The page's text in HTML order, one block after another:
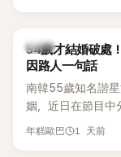
韓星
54歲才結婚破處
因路人一句話
南韓55歲知名諧
姻，近日在節目中
受兩人世界，沒想
年糕歐巴 1 天前